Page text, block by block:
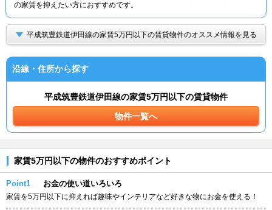
TOP
の家賃を抑えたい方におすすめです。
平成筑豊鉄道伊田線の家賃5万円以下の賃貸物件のオススメ情報を見る
沿線・住所から探す
平成筑豊鉄道伊田線の家賃5万円以下の賃貸物件
物件一覧へ
家賃5万円以下の物件のおすすめポイント
Point1 お金の使い道いろいろ
家賃を5万円以下に抑えれば趣味やインテリアなど好きな物にお金を使える！